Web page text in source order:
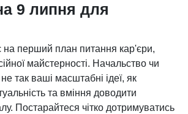
9 липня для
на перший план питання кар'єри,
майстерності. Начальство чи
так ваші масштабні ідеї, як
та вміння доводити
Постарайтеся чітко дотримуватись